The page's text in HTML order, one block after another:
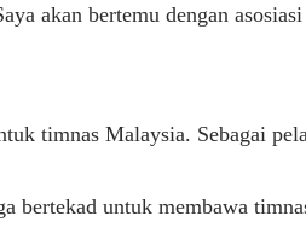
akan bertemu dengan
timnas Malaysia. Sebagai
bertekad untuk membawa